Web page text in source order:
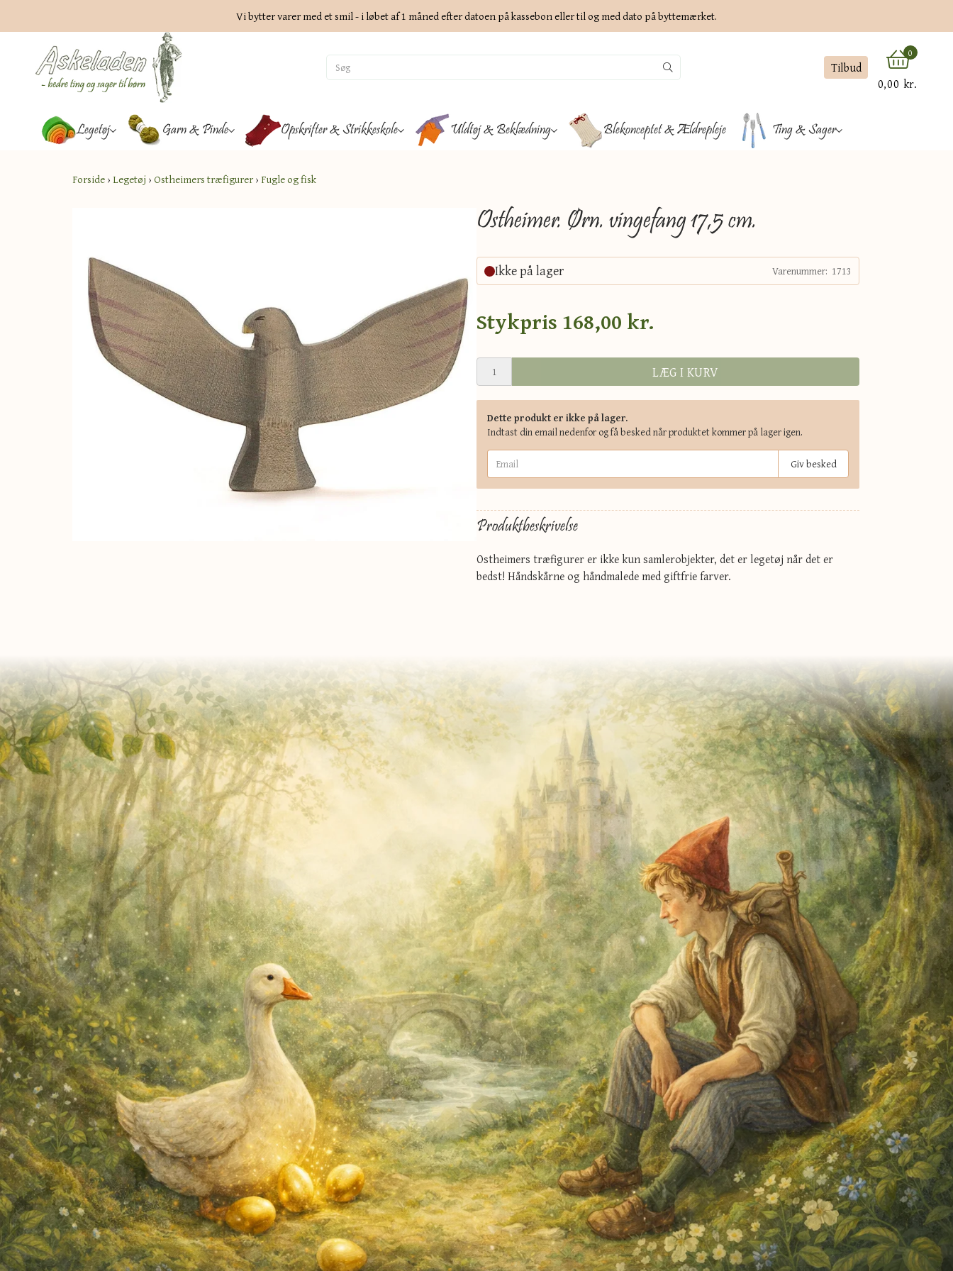
Vi bytter varer med et smil - i løbet af 1 måned efter datoen på kassebon eller til og med dato på byttemærket.
Tilbud
0
0,00 kr.
Legetøj Garn & Pinde Opskrifter & Strikkeskole Uldtøj & Beklædning Blekonceptet & Ældrepleje Ting & Sager
Forside› Legetøj ›Ostheimers træfigurer› Fugle og fisk
Ostheimer. Ørn. vingefang 17,5 cm.
Ikke på lager Varenummer: 1713
Stykpris 168,00 kr.
LÆG I KURV
Dette produkt er ikke på lager.
Indtast din email nedenfor og få besked når produktet kommer på lager igen.
Giv besked
Produktbeskrivelse
Ostheimers træfigurer er ikke kun samlerobjekter, det er legetøj når det er
bedst! Håndskårne og håndmalede med giftfrie farver.